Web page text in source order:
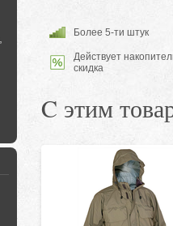
Более 5-ти штук
Действует
скидка
C этим